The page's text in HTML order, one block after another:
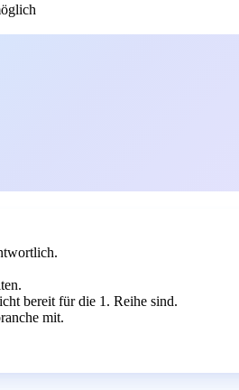
bereit für die 1. Reihe sind.
mit.